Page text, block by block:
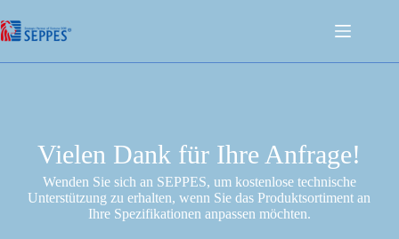
Vielen Dank für Ihre Anfrage!
Wenden Sie sich an SEPPES, um kostenlose technische
Unterstützung zu erhalten, wenn Sie das Produktsortiment an
Ihre Spezifikationen anpassen möchten.